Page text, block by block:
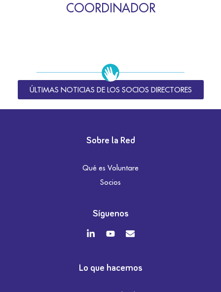
COORDINADOR
ÚLTIMAS NOTICIAS DE LOS SOCIOS DIRECTORES
Sobre la Red
Qué es Voluntare
Socios
Síguenos
Lo que hacemos